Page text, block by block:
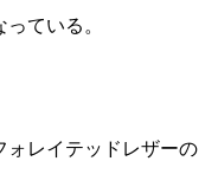
ている。
ォレイテッドレザーの